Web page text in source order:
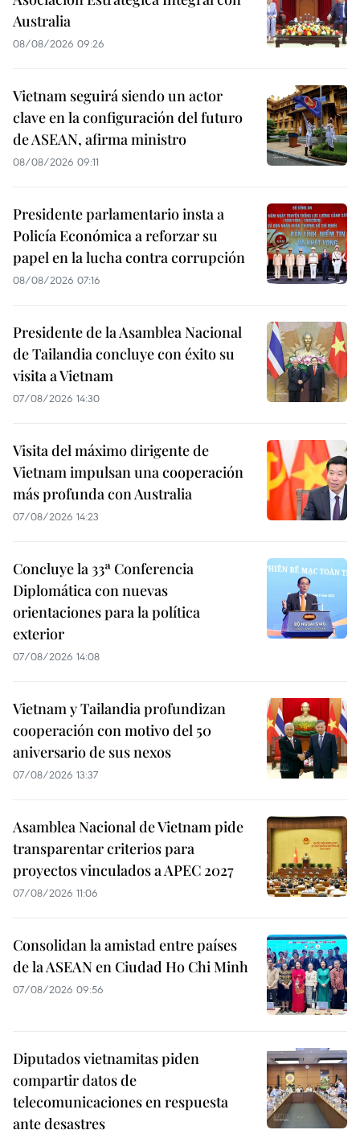
Australia
08/08/2026 09:26
Vietnam seguirá siendo un actor
clave en la configuración del futuro
de ASEAN, afirma ministro
08/08/2026 09:11
Presidente parlamentario insta a
Policía Económica a reforzar su
papel en la lucha contra corrupción
08/08/2026 07:16
Presidente de la Asamblea Nacional
de Tailandia concluye con éxito su
visita a Vietnam
07/08/2026 14:30
Visita del máximo dirigente de
Vietnam impulsan una cooperación
más profunda con Australia
07/08/2026 14:23
Concluye la 33ª Conferencia
Diplomática con nuevas
orientaciones para la política
exterior
07/08/2026 14:08
Vietnam y Tailandia profundizan
cooperación con motivo del 50
aniversario de sus nexos
07/08/2026 13:37
Asamblea Nacional de Vietnam pide
transparentar criterios para
proyectos vinculados a APEC 2027
07/08/2026 11:06
Consolidan la amistad entre países
de la ASEAN en Ciudad Ho Chi Minh
07/08/2026 09:56
Diputados vietnamitas piden
compartir datos de
telecomunicaciones en respuesta
ante desastres